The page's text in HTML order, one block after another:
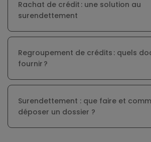
Rachat de crédit : une solution au
surendettement
Regroupement de crédits : quels
fournir ?
Surendettement : que faire et
déposer un dossier ?